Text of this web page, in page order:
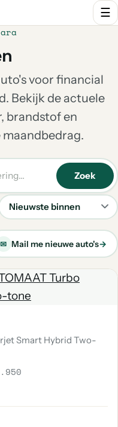
☰
voor financial
Bekijk de actuele
brandstof en
Zoek
✉ Mail me nieuwe auto's→
Smart Hybrid Two-